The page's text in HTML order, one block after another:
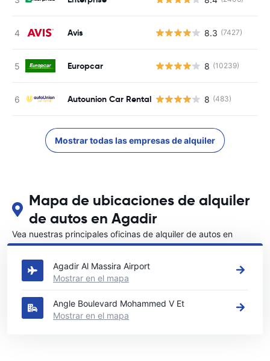
Avis 8.3 (7427)
Europcar 8 (10239)
Autounion Car Rental 8 (483)
Mostrar todas las empresas de alquiler
Mapa de ubicaciones de alquiler
de autos en Agadir
Vea nuestras principales oficinas de alquiler de autos en
Agadir
Agadir Al Massira Airport
Mostrar en el mapa
Angle Boulevard Mohammed V Et
Mostrar en el mapa